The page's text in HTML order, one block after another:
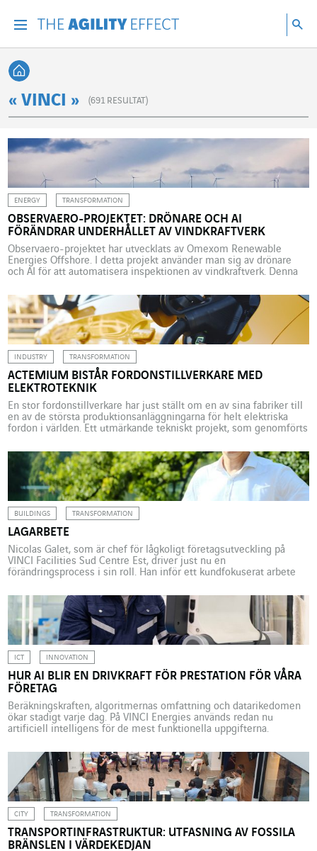
Sök
Tillbaka till startsidan
« VINCI » (691 RESULTAT)
ENERGY TRANSFORMATION
OBSERVAERO-PROJEKTET: DRÖNARE OCH AI
FÖRÄNDRAR UNDERHÅLLET AV VINDKRAFTVERK
Observaero-projektet har utvecklats av Omexom Renewable
Energies Offshore. I detta projekt använder man sig av drönare
och AI för att automatisera inspektionen av vindkraftverk. Denna
AI-stödd bilddatabas och en bedömning som görs av
högkvalificerade experter för att generera en utvärdering till
kunderna om efterlevnad av underhållet av […]
INDUSTRY TRANSFORMATION
ACTEMIUM BISTÅR FORDONSTILLVERKARE MED
ELEKTROTEKNIK
En stor fordonstillverkare har just ställt om en av sina fabriker till
en av de största produktionsanläggningarna för helt elektriska
fordon i världen. Ett utmärkande tekniskt projekt, som genomförts
nordvästra Tyskland är den näst största produktionsanläggningen
för helt elektriska fordon i Europa, efter den i Zwickau […]
BUILDINGS TRANSFORMATION
LAGARBETE
Nicolas Galet, som är chef för lågkoligt företagsutveckling på
VINCI Facilities Sud Centre Est, driver just nu en
förändringsprocess i sin roll. Han inför ett kundfokuserat arbete
och betonar vikten av teamwork. Nicolas Galet, som har en
bakgrund som fotbollsspelare på hög nivå hos Amiens SC, vet […]
ICT INNOVATION
HUR AI BLIR EN DRIVKRAFT FÖR PRESTATION FÖR VÅRA
FÖRETAG
Beräkningskraften, algoritmernas omfattning och datarikedomen
ökar stadigt varje dag. På VINCI Energies används redan nu
artificiell intelligens för de mest funktionella uppgifterna.
förtjänsten att avmystifiera och demokratisera
tillämpningsområdet för artificiell intelligens, vilket sålunda
inleder debatten om verktygets omvandlingspotential. Men även
om det är den fritt tillgängliga versionen […]
CITY TRANSFORMATION
TRANSPORTINFRASTRUKTUR: UTFASNING AV FOSSILA
BRÄNSLEN I VÄRDEKEDJAN